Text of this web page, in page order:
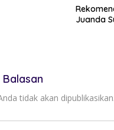
Juanda
tidak akan dipublikasikan.